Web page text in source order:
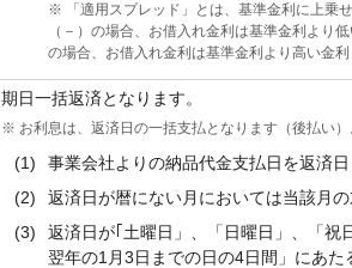
※ 「適用スプレッド」とは、基準金利に上乗
（－）の場合、お借入れ金利は基準金利より
の場合、お借入れ金利は基準金利より高い金
期日一括返済となります。
※ お利息は、返済日の一括支払となります（後払い
(1)
事業会社よりの納品代金支払日を返済
(2)
返済日が暦にない月においては当該月
(3)
返済日が｢土曜日」、「日曜日」、「
翌年の1月3日までの日の4日間」にあ